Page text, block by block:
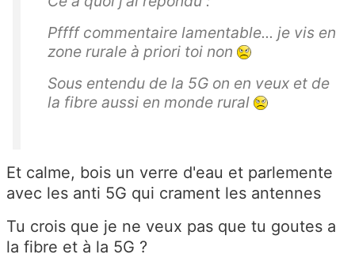
Pffff commentaire lamentable... je vis en
zone rurale à priori toi non
Sous entendu de la 5G on en veux et de
la fibre aussi en monde rural
Et calme, bois un verre d'eau et parlemente
avec les anti 5G qui crament les antennes
Tu crois que je ne veux pas que tu goutes a
la fibre et à la 5G ?